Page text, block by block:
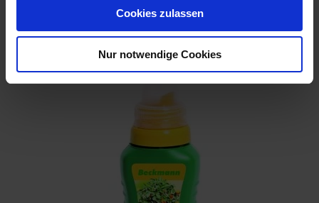
Cookies zulassen
Nur notwendige Cookies
Mairol Gemüse-Dünger Liquid
Artikel-Nr.: 7002036-02